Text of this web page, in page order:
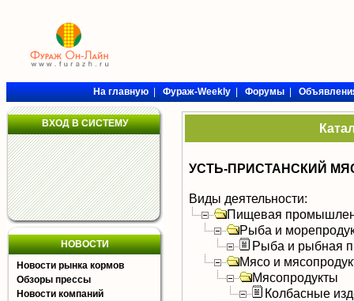
На главную|Фураж-Weekly|Форумы|
ВХОД В СИСТЕМУ
НОВОСТИ
Новости рынка кормов
Обзоры прессы
Новости компаний
УСТЬ-ПРИСТАНСКИЙ
Виды деятельности:
Пищевая
Рыба и
Рыба и рыбная
Мясо и
Мясопродукты
Колбасные